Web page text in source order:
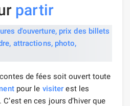
partir
de fées soit ouvert toute
pour le visiter est les
en ces jours d’hiver que